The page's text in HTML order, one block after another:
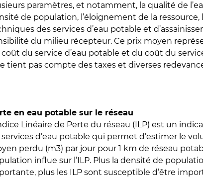
paramètres, et notamment, la qualité de
de population, l’éloignement de la
des services d’eau potable et
du milieu récepteur. Ce prix moyen
du service d’eau potable et du coût du
tient pas compte des taxes et diverses
en eau potable sur le réseau
Linéaire de Perte du réseau (ILP) est un
services d’eau potable qui permet d’estimer le
perdu (m3) par jour pour 1 km de réseau
influe sur l’ILP. Plus la densité de
plus les ILP sont susceptible d’être